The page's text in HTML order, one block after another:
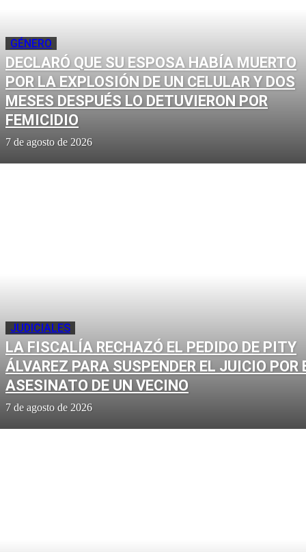
GÉNERO
DECLARÓ QUE SU ESPOSA HABÍA MUERTO
POR LA EXPLOSIÓN DE UN CELULAR Y DOS
MESES DESPUÉS LO DETUVIERON POR
FEMICIDIO
7 de agosto de 2026
JUDICIALES
LA FISCALÍA RECHAZÓ EL PEDIDO DE PITY
ÁLVAREZ PARA SUSPENDER EL JUICIO POR
ASESINATO DE UN VECINO
7 de agosto de 2026